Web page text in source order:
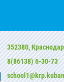
352380,
8(86138) 6-30-73